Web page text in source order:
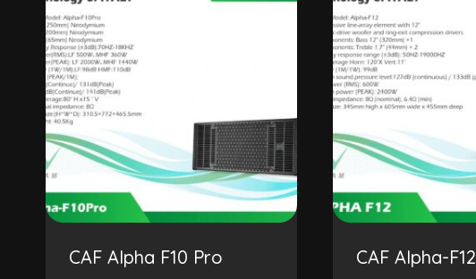
CAF Alpha F10 Pro CAF Alpha-F12